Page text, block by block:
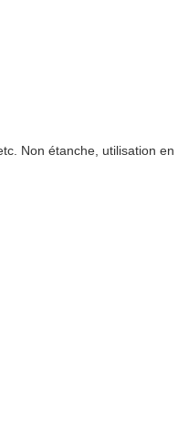
Non étanche, utilisation